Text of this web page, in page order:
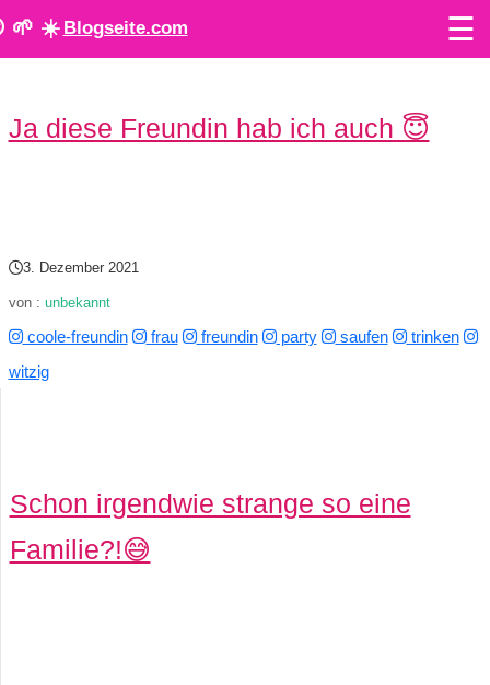
🌱 ☀️ Blogseite.com ☰
n
n
e
T
s
Ja diese Freundin hab ich auch 😇
3. Dezember 2021
von : unbekannt
coole-freundin frau freundin party saufen
trinken
witzig
Schon irgendwie strange so eine
Familie?!😅